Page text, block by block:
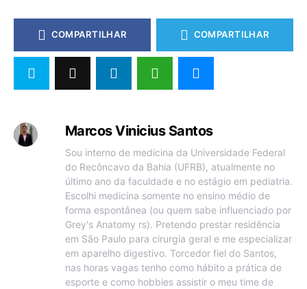
COMPARTILHAR COMPARTILHAR
Marcos Vinicius Santos
Sou interno de medicina da Universidade Federal
do Recôncavo da Bahia (UFRB), atualmente no
último ano da faculdade e no estágio em pediatria.
Escolhi medicina somente no ensino médio de
forma espontânea (ou quem sabe influenciado por
Grey's Anatomy rs). Pretendo prestar residência
em São Paulo para cirurgia geral e me especializar
em aparelho digestivo. Torcedor fiel do Santos,
nas horas vagas tenho como hábito a prática de
esporte e como hobbies assistir o meu time de